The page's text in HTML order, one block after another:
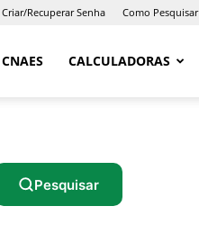
Criar/Recuperar Senha Como Pesquisar
CNAES CALCULADORAS
Pesquisar